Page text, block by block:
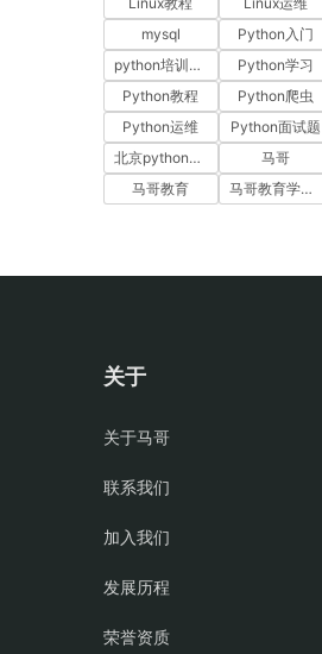
mysql
Python入门
python培训排名
Python学习
Python教程
Python爬虫
Python运维
Python面试题
北京python培训
马哥
马哥教育
马哥教育学员故事
关于
关于马哥
联系我们
加入我们
发展历程
荣誉资质